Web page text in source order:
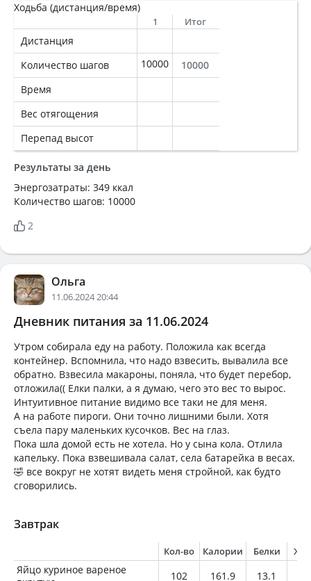
Ходьба (дистанция/время)
1 Итог
Дистанция
Количество шагов
10000
10000
Время
Вес отягощения
Перепад высот
Результаты за день
Энергозатраты: 349 ккал
Количество шагов: 10000
2
Ольга
11.06.2024 20:44
Дневник питания за 11.06.2024
Утром собирала еду на работу. Положила как всегда
контейнер. Вспомнила, что надо взвесить, вывалила все
обратно. Взвесила макароны, поняла, что будет перебор,
отложила(( Елки палки, а я думаю, чего это вес то вырос.
Интуитивное питание видимо все таки не для меня.
А на работе пироги. Они точно лишними были. Хотя
съела пару маленьких кусочков. Вес на глаз.
Пока шла домой есть не хотела. Но у сына кола. Отлила
капельку. Пока взвешивала салат, села батарейка в весах.
🤣 все вокруг не хотят видеть меня стройной, как будто
сговорились.
Завтрак
Кол-во Калории Белки
Яйцо куриное вареное
102 161.9 13.1